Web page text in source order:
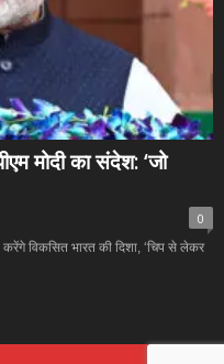
मोदी का संदेश: ‘जो
0
विकसित भारत की दिशा, ‘चिप से लेकर